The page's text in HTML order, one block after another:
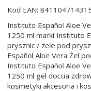
Kod EAN:
Instituto Español Aloe
1250 ml marki Instituto
prysznic / żele pod
Español Aloe Vera Żel
Instituto Español Aloe
1250 ml gel doccia
kosmetyki akcesoria i